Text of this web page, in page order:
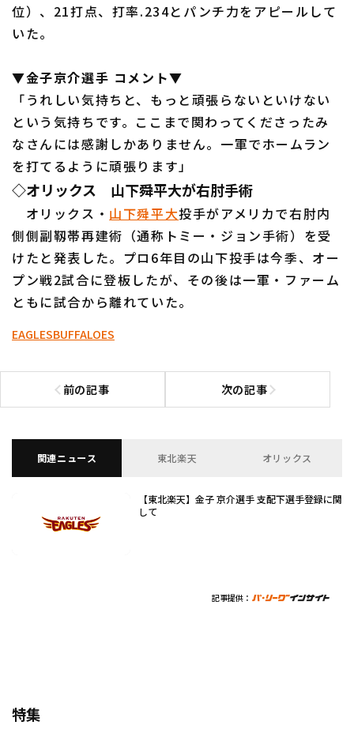
利用規約
運営会社（別ウィンドウで開く）
特定商取引法の表示
位）、21打点、打率.234とパンチ力をアピールして
いた。
▼金子京介選手 コメント▼
「うれしい気持ちと、もっと頑張らないといけない
という気持ちです。ここまで関わってくださったみ
なさんには感謝しかありません。一軍でホームラン
を打てるように頑張ります」
◇オリックス 山下舜平大が右肘手術
オリックス・ 山下舜平大投手がアメリカで右肘内
側側副靱帯再建術（通称トミー・ジョン手術）を受
けたと発表した。プロ6年目の山下投手は今季、オー
プン戦2試合に登板したが、その後は一軍・ファーム
ともに試合から離れていた。
EAGLESBUFFALOES
前の記事
前の記事へ 次の記事次の記事へ
関連ニュース 東北楽天 オリックス
【東北楽天】金子 京介選手 支配下選手登録に関
して
記事提供：
特集